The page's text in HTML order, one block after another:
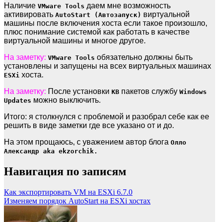
Наличие VMware Tools даем мне возможность
активировать AutoStart (Автозапуск) виртуальной
машины после включения хоста если такое произошло,
плюс понимание системой как работать в качестве
виртуальной машины и многое другое.
На заметку: VMware Tools обязательно должны быть
установлены и запущены на всех виртуальных машинах
ESXi хоста.
На заметку: После установки KB пакетов службу Windows
Updates можно выключить.
Итого: я столкнулся с проблемой и разобрал себе как ее
решить в виде заметки где все указано от и до.
На этом прощаюсь, с уважением автор блога Олло
Александр aka ekzorchik.
Навигация по записям
Как экспортировать VM на ESXi 6.7.0
Изменяем порядок AutoStart на ESXi хостах